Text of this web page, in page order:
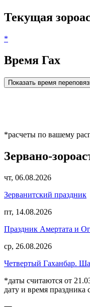
Текущая
*
Время Гах
Показать время
*расчеты по вашему
Зервано-
чт, 06.08.2026
Зерванитский праздник
пт, 14.08.2026
Праздник Амертата и
ср, 26.08.2026
Четвертый Гаханбар.
*даты считаются от
дату и время праздника